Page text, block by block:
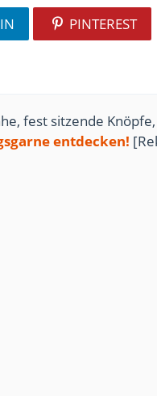
PINTEREST
fest sitzende
entdecken!